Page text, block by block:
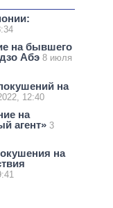
на бывшего
Абэ 8 июля
на
12:40
на
агент» 3
на